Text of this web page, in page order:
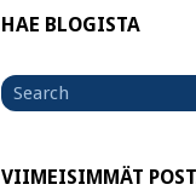
HAE BLOGISTA
for
VIIMEISIMMÄT